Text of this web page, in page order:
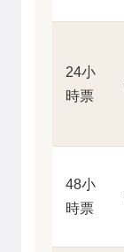
24小
時票
48小
時票